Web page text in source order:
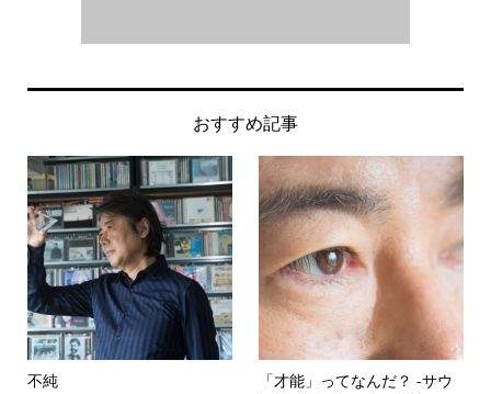
おすすめ記事
不純
「才能」ってなんだ？ -サウ